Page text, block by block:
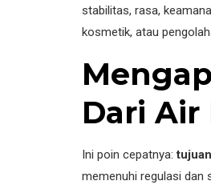
stabilitas, rasa,
kosmetik, atau
Dari
Ini poin cepatnya:
memenuhi regulasi dan